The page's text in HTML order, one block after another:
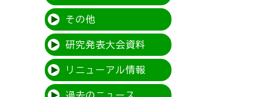
その他
研究発表大会資料
リニューアル情報
過去のニュース